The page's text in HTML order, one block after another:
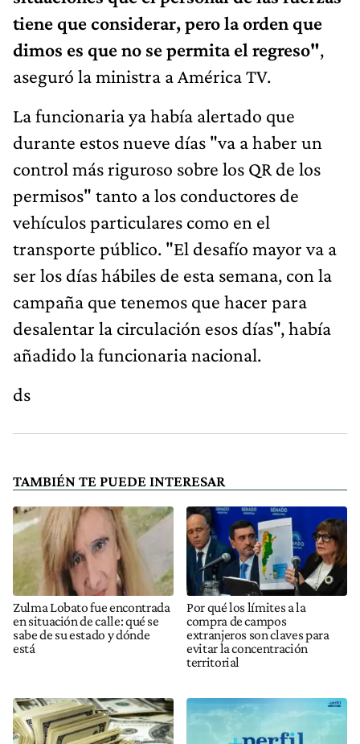
tiene que considerar, pero la orden que
dimos es que no se permita el regreso",
aseguró la ministra a América TV.
La funcionaria ya había alertado que
durante estos nueve días "va a haber un
control más riguroso sobre los QR de los
permisos" tanto a los conductores de
vehículos particulares como en el
transporte público. "El desafío mayor va a
ser los días hábiles de esta semana, con la
campaña que tenemos que hacer para
desalentar la circulación esos días", había
añadido la funcionaria nacional.
ds
TAMBIÉN TE PUEDE INTERESAR
Zulma Lobato fue encontrada
en situación de calle: qué se
sabe de su estado y dónde
está
Por qué los límites a la
compra de campos
extranjeros son claves para
evitar la concentración
territorial